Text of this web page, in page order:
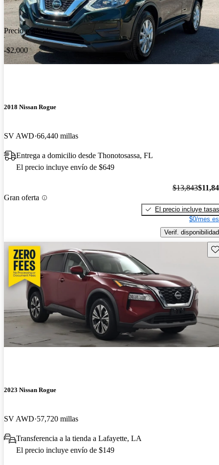
Precio reducido
-$2,000
2018 Nissan Rogue
SV AWD 66,440 millas
Entrega a domicilio desde Thonotosassa, FL
El precio incluye envío de $649
Gran oferta
$13,843
El precio incluye tasas
$0/mes
Verif. disponibilidad
2023 Nissan Rogue
SV AWD 57,720 millas
Transferencia a la tienda a Lafayette, LA
El precio incluye envío de $149